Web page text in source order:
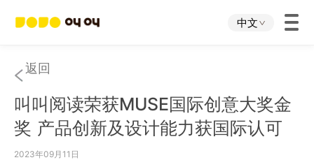
中文
首页
叫叫App
叫叫IP
返回
叫叫阅读荣获MUSE国际创意大奖金
奖 产品创新及设计能力获国际认可
2023年09月11日